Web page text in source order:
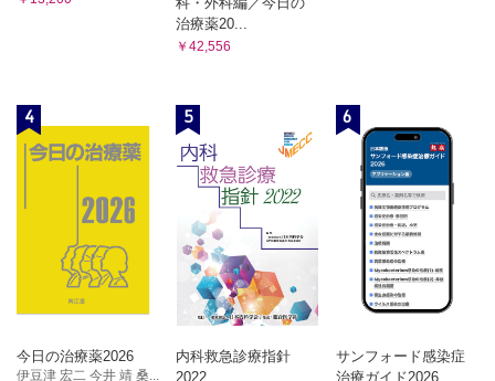
治療薬20...
￥42,556
4
今日の治療薬2026
伊豆津 宏二 今井 靖 桑...
5
内科救急診療指針
2022
6
サンフォード感染症
治療ガイド2026